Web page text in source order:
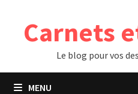
contenuCarnets
Le blog pour vos
MENU